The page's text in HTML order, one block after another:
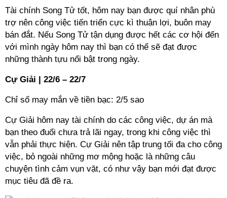
Tài chính Song Tử tốt, hôm nay bạn được quí nhân phù
trợ nên công việc tiến triển cực kì thuận lợi, buôn may
bán đắt. Nếu Song Tử tận dụng được hết các cơ hội đến
với mình ngày hôm nay thì bạn có thể sẽ đạt được
những thành tựu nổi bật trong ngày.
Cự Giải | 22/6 – 22/7
Chỉ số may mắn về tiền bạc: 2/5 sao
Cự Giải hôm nay tài chính do các công việc, dự án mà
bạn theo đuổi chưa trả lãi ngay, trong khi công việc thì
vẫn phải thực hiện. Cự Giải nên tập trung tối đa cho công
việc, bỏ ngoài những mơ mộng hoặc là những câu
chuyện tình cảm vụn vặt, có như vậy bạn mới đạt được
mục tiêu đã đề ra.